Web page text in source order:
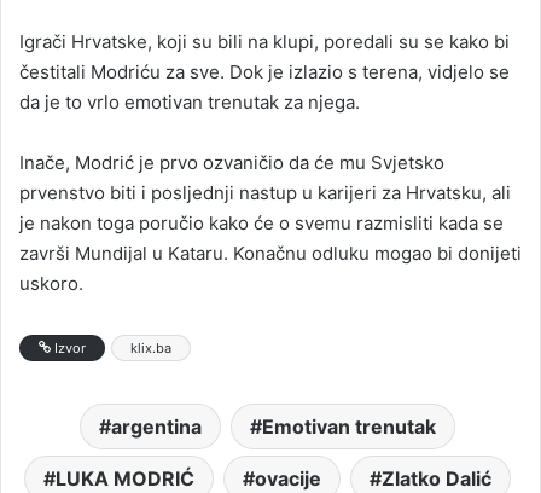
Igrači Hrvatske, koji su bili na klupi, poredali su se kako bi
čestitali Modriću za sve. Dok je izlazio s terena, vidjelo se
da je to vrlo emotivan trenutak za njega.
Inače, Modrić je prvo ozvaničio da će mu Svjetsko
prvenstvo biti i posljednji nastup u karijeri za Hrvatsku, ali
je nakon toga poručio kako će o svemu razmisliti kada se
završi Mundijal u Kataru. Konačnu odluku mogao bi donijeti
uskoro.
Izvor klix.ba
argentina Emotivan trenutak
LUKA MODRIĆ ovacije Zlatko Dalić